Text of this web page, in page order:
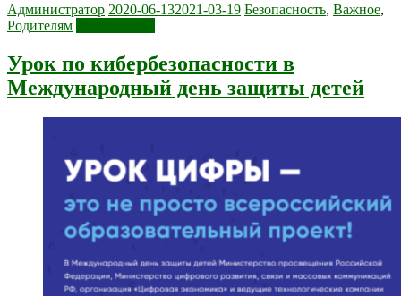
Администратор 2020-06-132021-03-19 Безопасность, Важное,
Родителям
Урок по кибербезопасности в
Международный день защиты детей